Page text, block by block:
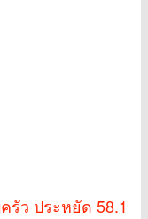
รัว ประหยัด 58.1